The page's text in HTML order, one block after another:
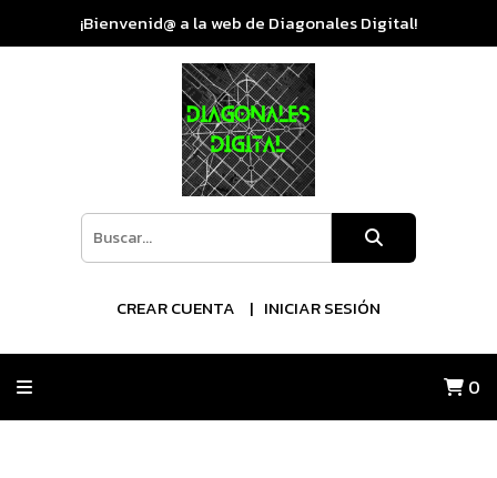
¡Bienvenid@ a la web de Diagonales Digital!
CREAR CUENTA INICIAR SESIÓN
0